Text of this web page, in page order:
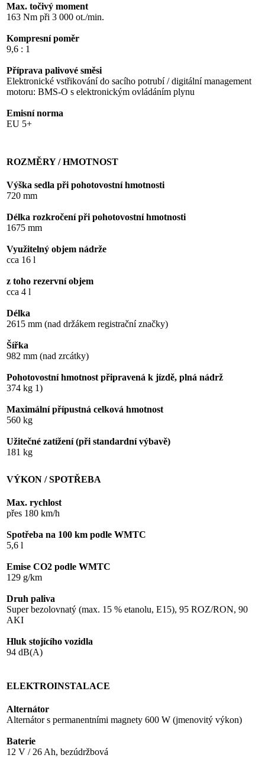
Max. točivý moment
163 Nm při 3 000 ot./min.
Kompresní poměr
9,6 : 1
Příprava palivové směsi
Elektronické vstřikování do sacího potrubí / digitální management
motoru: BMS-O s elektronickým ovládáním plynu
Emisní norma
EU 5+
ROZMĚRY / HMOTNOST
Výška sedla při pohotovostní hmotnosti
720 mm
Délka rozkročení při pohotovostní hmotnosti
1675 mm
Využitelný objem nádrže
cca 16 l
z toho rezervní objem
cca 4 l
Délka
2615 mm (nad držákem registrační značky)
Šířka
982 mm (nad zrcátky)
Pohotovostní hmotnost připravená k jízdě, plná nádrž
374 kg 1)
Maximální přípustná celková hmotnost
560 kg
Užitečné zatížení (při standardní výbavě)
181 kg
VÝKON / SPOTŘEBA
Max. rychlost
přes 180 km/h
Spotřeba na 100 km podle WMTC
5,6 l
Emise CO2 podle WMTC
129 g/km
Druh paliva
Super bezolovnatý (max. 15 % etanolu, E15), 95 ROZ/RON, 90
AKI
Hluk stojícího vozidla
94 dB(A)
ELEKTROINSTALACE
Alternátor
Alternátor s permanentními magnety 600 W (jmenovitý výkon)
Baterie
12 V / 26 Ah, bezúdržbová